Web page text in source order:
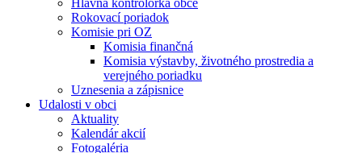
Hlavná kontrolórka obce
Rokovací poriadok
Komisie pri OZ
Komisia finančná
Komisia výstavby, životného prostredia a
verejného poriadku
Uznesenia a zápisnice
Udalosti v obci
Aktuality
Kalendár akcií
Fotogaléria